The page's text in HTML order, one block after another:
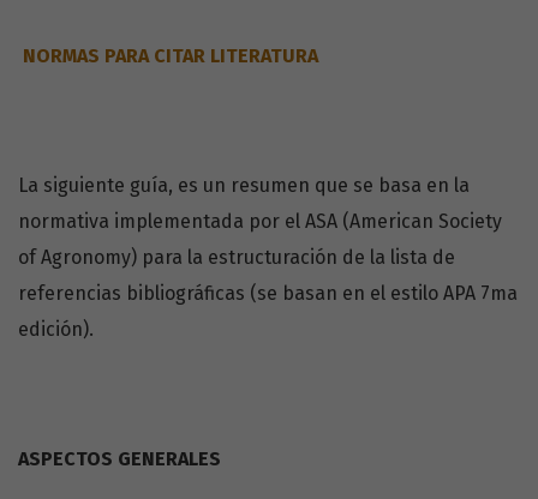
NORMAS PARA CITAR LITERATURA
La siguiente guía, es un resumen que se basa en la
normativa implementada por el ASA (American Society
of Agronomy) para la estructuración de la lista de
referencias bibliográficas (se basan en el estilo APA 7ma
edición).
ASPECTOS GENERALES